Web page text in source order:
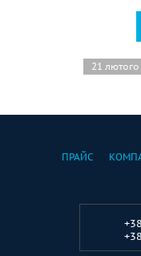
21 лютого
ПРАЙС